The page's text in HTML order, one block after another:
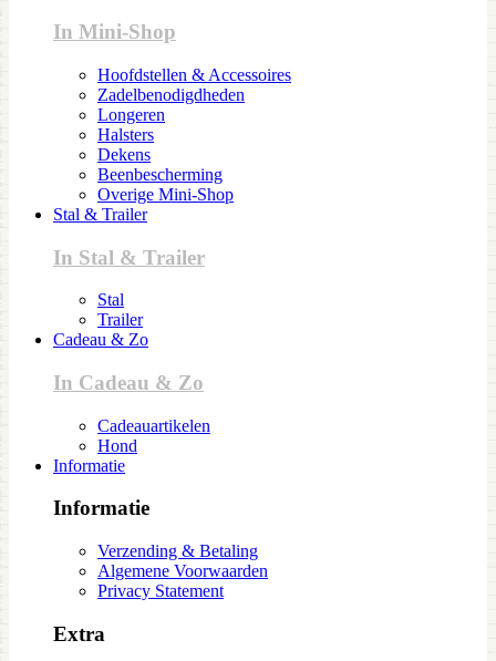
In Mini-Shop
Hoofdstellen & Accessoires
Zadelbenodigdheden
Longeren
Halsters
Dekens
Beenbescherming
Overige Mini-Shop
Stal & Trailer
In Stal & Trailer
Stal
Trailer
Cadeau & Zo
In Cadeau & Zo
Cadeauartikelen
Hond
Informatie
Informatie
Verzending & Betaling
Algemene Voorwaarden
Privacy Statement
Extra